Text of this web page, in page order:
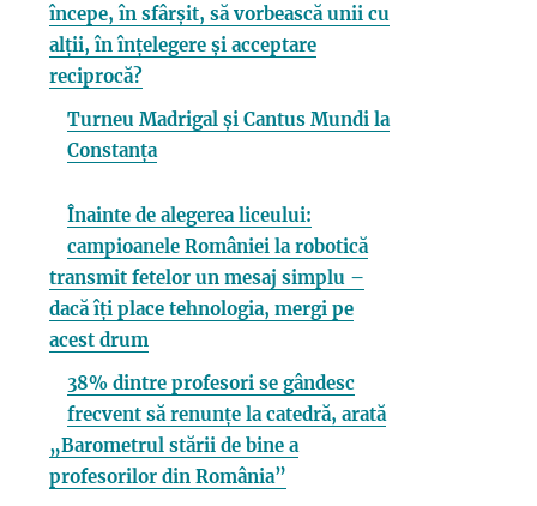
începe, în sfârșit, să vorbească unii cu
alții, în înțelegere și acceptare
reciprocă?
Turneu Madrigal și Cantus Mundi la
Constanța
Înainte de alegerea liceului:
campioanele României la robotică
transmit fetelor un mesaj simplu –
dacă îți place tehnologia, mergi pe
acest drum
38% dintre profesori se gândesc
frecvent să renunțe la catedră, arată
„Barometrul stării de bine a
profesorilor din România”